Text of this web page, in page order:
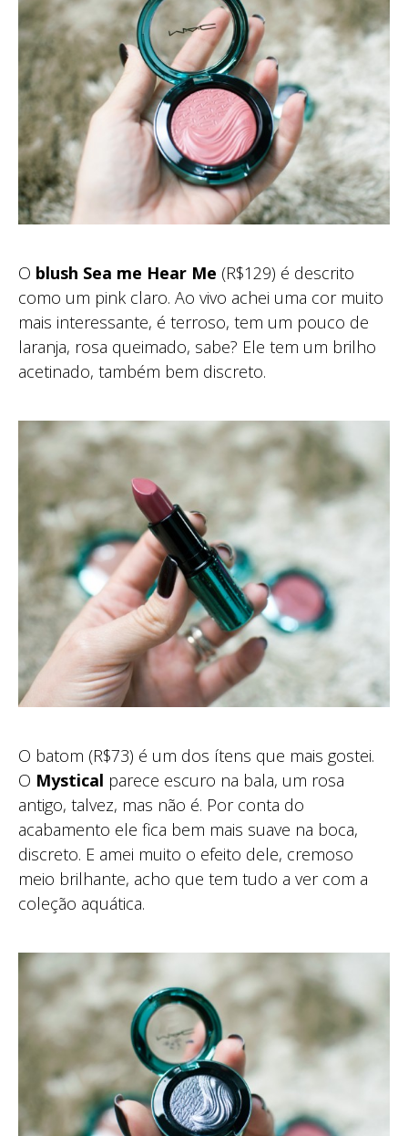
O blush Sea me Hear Me (R$129) é descrito
como um pink claro. Ao vivo achei uma cor muito
mais interessante, é terroso, tem um pouco de
laranja, rosa queimado, sabe? Ele tem um brilho
acetinado, também bem discreto.
O batom (R$73) é um dos ítens que mais gostei.
O Mystical parece escuro na bala, um rosa
antigo, talvez, mas não é. Por conta do
acabamento ele fica bem mais suave na boca,
discreto. E amei muito o efeito dele, cremoso
meio brilhante, acho que tem tudo a ver com a
coleção aquática.